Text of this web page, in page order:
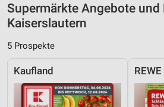
Supermärkte Angebote
Kaiserslautern
5 Prospekte
Kaufland REWE
Verwendung reduzierter Daten zur
Inhalten
IAB-Besonderheiten:
Verwendung genauer Standortdaten
Geräte anhand von aktiv
Informationen identifizieren